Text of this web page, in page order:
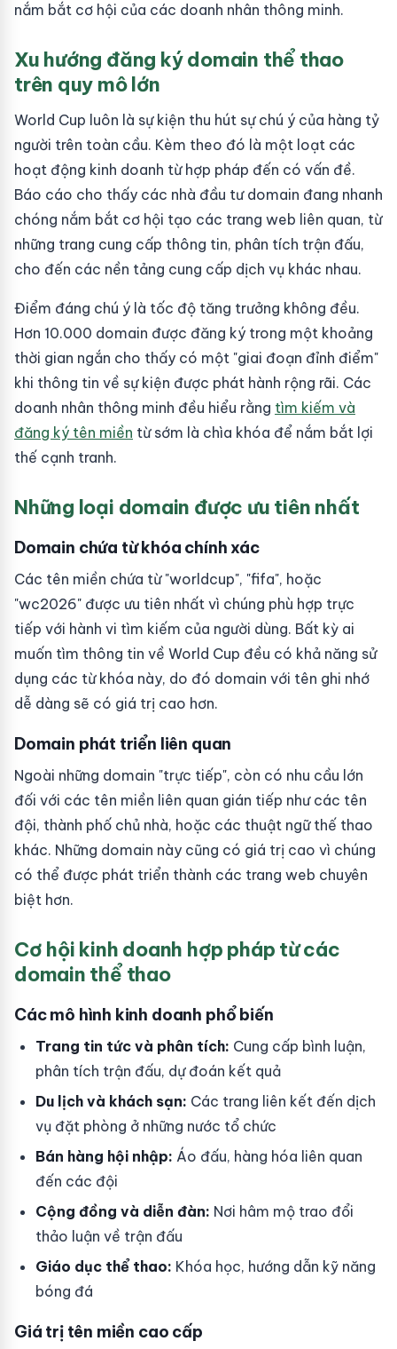
nắm bắt cơ hội của các doanh nhân thông minh.
Xu hướng đăng ký domain thể thao
trên quy mô lớn
World Cup luôn là sự kiện thu hút sự chú ý của hàng tỷ
người trên toàn cầu. Kèm theo đó là một loạt các
hoạt động kinh doanh từ hợp pháp đến có vấn đề.
Báo cáo cho thấy các nhà đầu tư domain đang nhanh
chóng nắm bắt cơ hội tạo các trang web liên quan, từ
những trang cung cấp thông tin, phân tích trận đấu,
cho đến các nền tảng cung cấp dịch vụ khác nhau.
Điểm đáng chú ý là tốc độ tăng trưởng không đều.
Hơn 10.000 domain được đăng ký trong một khoảng
thời gian ngắn cho thấy có một "giai đoạn đỉnh điểm"
khi thông tin về sự kiện được phát hành rộng rãi. Các
doanh nhân thông minh đều hiểu rằng tìm kiếm và
đăng ký tên miền từ sớm là chìa khóa để nắm bắt lợi
thế cạnh tranh.
Những loại domain được ưu tiên nhất
Domain chứa từ khóa chính xác
Các tên miền chứa từ "worldcup", "fifa", hoặc
"wc2026" được ưu tiên nhất vì chúng phù hợp trực
tiếp với hành vi tìm kiếm của người dùng. Bất kỳ ai
muốn tìm thông tin về World Cup đều có khả năng sử
dụng các từ khóa này, do đó domain với tên ghi nhớ
dễ dàng sẽ có giá trị cao hơn.
Domain phát triển liên quan
Ngoài những domain "trực tiếp", còn có nhu cầu lớn
đối với các tên miền liên quan gián tiếp như các tên
đội, thành phố chủ nhà, hoặc các thuật ngữ thế thao
khác. Những domain này cũng có giá trị cao vì chúng
có thể được phát triển thành các trang web chuyên
biệt hơn.
Cơ hội kinh doanh hợp pháp từ các
domain thể thao
Các mô hình kinh doanh phổ biến
Trang tin tức và phân tích: Cung cấp bình luận,
phân tích trận đấu, dự đoán kết quả
Du lịch và khách sạn: Các trang liên kết đến dịch
vụ đặt phòng ở những nước tổ chức
Bán hàng hội nhập: Áo đấu, hàng hóa liên quan
đến các đội
Cộng đồng và diễn đàn: Nơi hâm mộ trao đổi
thảo luận về trận đấu
Giáo dục thể thao: Khóa học, hướng dẫn kỹ năng
bóng đá
Giá trị tên miền cao cấp